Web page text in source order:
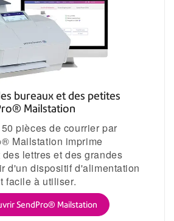
bureaux et des petites
Mailstation
pièces de courrier par
Mailstation imprime
lettres et des grandes
d'un dispositif d'alimentation
facile à utiliser.
SendPro® Mailstation